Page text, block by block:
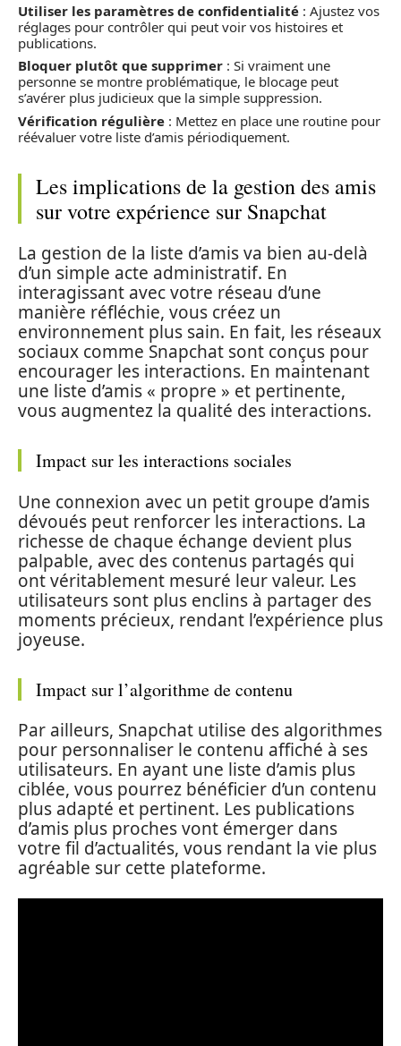
Utiliser les paramètres de confidentialité : Ajustez vos
réglages pour contrôler qui peut voir vos histoires et
publications.
Bloquer plutôt que supprimer : Si vraiment une
personne se montre problématique, le blocage peut
s’avérer plus judicieux que la simple suppression.
Vérification régulière : Mettez en place une routine pour
réévaluer votre liste d’amis périodiquement.
Les implications de la gestion des amis
sur votre expérience sur Snapchat
La gestion de la liste d’amis va bien au-delà
d’un simple acte administratif. En
interagissant avec votre réseau d’une
manière réfléchie, vous créez un
environnement plus sain. En fait, les réseaux
sociaux comme Snapchat sont conçus pour
encourager les interactions. En maintenant
une liste d’amis « propre » et pertinente,
vous augmentez la qualité des interactions.
Impact sur les interactions sociales
Une connexion avec un petit groupe d’amis
dévoués peut renforcer les interactions. La
richesse de chaque échange devient plus
palpable, avec des contenus partagés qui
ont véritablement mesuré leur valeur. Les
utilisateurs sont plus enclins à partager des
moments précieux, rendant l’expérience plus
joyeuse.
Impact sur l’algorithme de contenu
Par ailleurs, Snapchat utilise des algorithmes
pour personnaliser le contenu affiché à ses
utilisateurs. En ayant une liste d’amis plus
ciblée, vous pourrez bénéficier d’un contenu
plus adapté et pertinent. Les publications
d’amis plus proches vont émerger dans
votre fil d’actualités, vous rendant la vie plus
agréable sur cette plateforme.